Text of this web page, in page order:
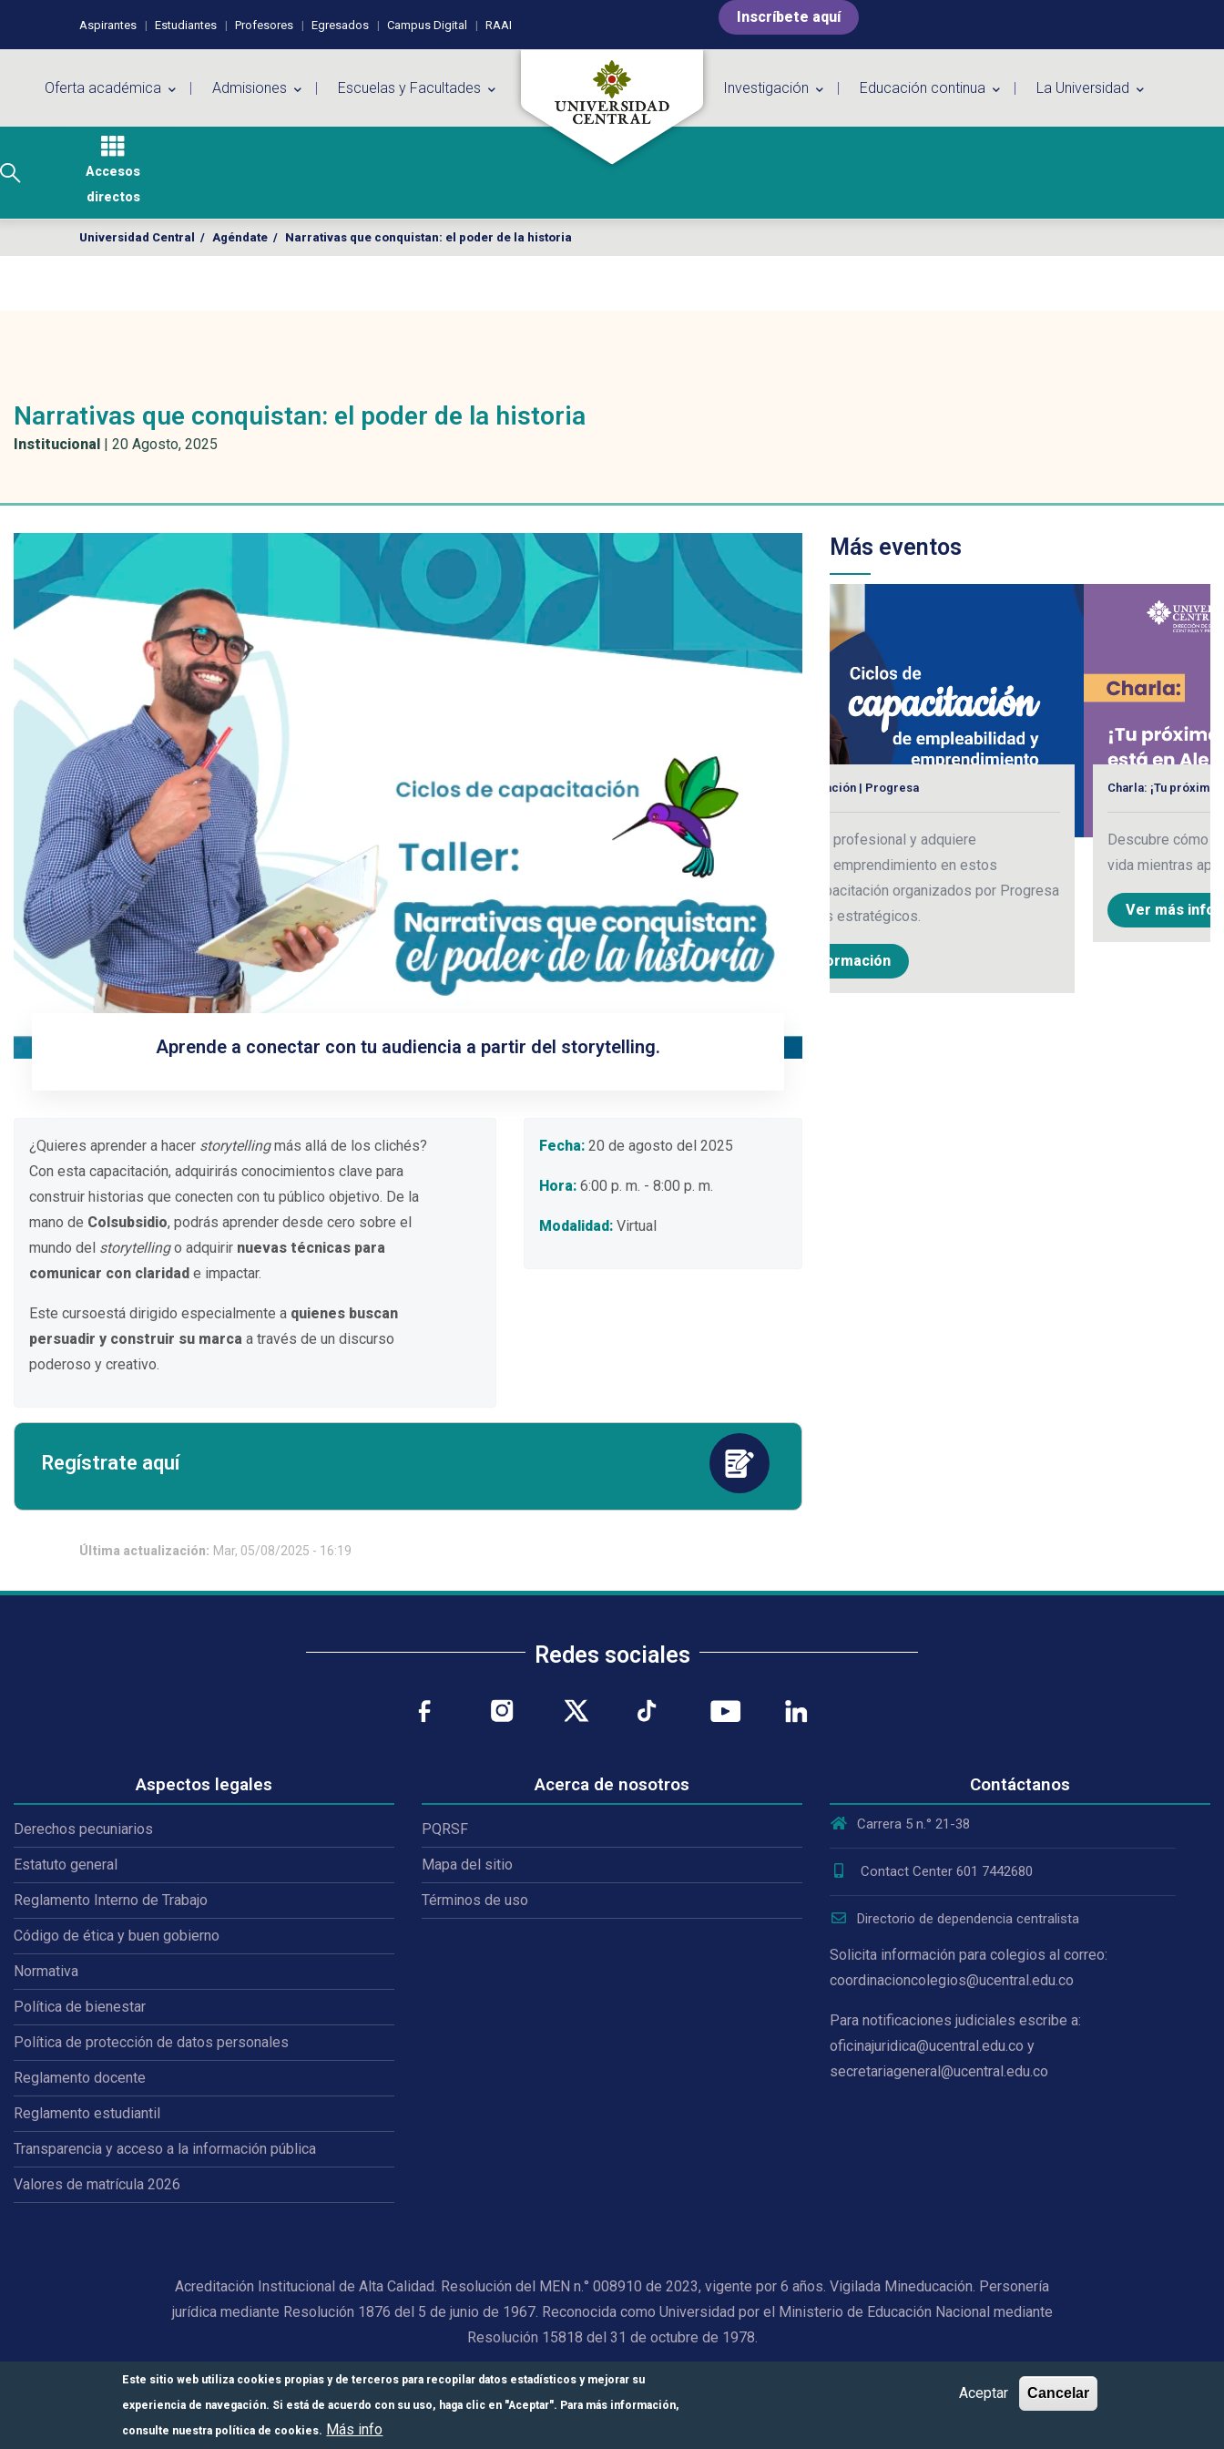
Perfiles de usuario
Aspirantes Estudiantes Profesores Egresados Campus Digital RAAI Inscríbete aquí
Oferta académica Admisiones Escuelas y Facultades Investigación Educación continua La Universidad
Accesos
directos
Universidad Central / Agéndate / Narrativas que conquistan: el poder de la historia
Narrativas que conquistan: el poder de la historia
Institucional | 20 Agosto, 2025
Aprende a conectar con tu audiencia a partir del storytelling.
Más eventos
Ciclos de capacitación | Progresa
Impulsa tu perfil profesional y adquiere
herramientas de emprendimiento en estos
espacios de capacitación organizados por Progresa
junto con aliados estratégicos.
Ver más información
Charla: ¡Tu próximo destino está en Alemania!
Descubre cómo puedes construir tu proyecto
vida mientras aprendes alemán.
¿Quieres aprender a hacer storytellingmás allá de los clichés?
Con esta capacitación, adquirirás conocimientos clave para
construir historias que conecten con tu público objetivo. De la
mano de Colsubsidio, podrás aprender desde cero sobre el
mundo del storytellingo adquirir nuevas técnicas para
comunicar con claridad e impactar.
Este cursoestá dirigido especialmente a quienes buscan
persuadir y construir su marca a través de un discurso
poderoso y creativo.
Fecha: 20 de agosto del 2025
Hora: 6:00 p. m. - 8:00 p. m.
Modalidad: Virtual
Regístrate aquí
Última actualización: Mar, 05/08/2025 - 16:19
Redes sociales
Aspectos legales
Derechos pecuniarios
Estatuto general
Reglamento Interno de Trabajo
Código de ética y buen gobierno
Normativa
Política de bienestar
Política de protección de datos personales
Reglamento docente
Reglamento estudiantil
Transparencia y acceso a la información pública
Valores de matrícula 2026
Acerca de nosotros
PQRSF
Mapa del sitio
Términos de uso
Contáctanos
Carrera 5 n.° 21-38
Contact Center 601 7442680
Directorio de dependencia centralista
Solicita información para colegios al correo:
coordinacioncolegios@ucentral.edu.co
Para notificaciones judiciales escribe a:
oficinajuridica@ucentral.edu.co y
secretariageneral@ucentral.edu.co
Acreditación Institucional de Alta Calidad. Resolución del MEN n.° 008910 de 2023, vigente por 6 años. Vigilada Mineducación. Personería
jurídica mediante Resolución 1876 del 5 de junio de 1967. Reconocida como Universidad por el Ministerio de Educación Nacional mediante
Resolución 15818 del 31 de octubre de 1978.
© Universidad Central 2026
Este sitio web utiliza cookies propias y de terceros para recopilar datos estadísticos y mejorar su
experiencia de navegación. Si está de acuerdo con su uso, haga clic en "Aceptar". Para más información,
consulte nuestra política de cookies. Más info
Aceptar Cancelar